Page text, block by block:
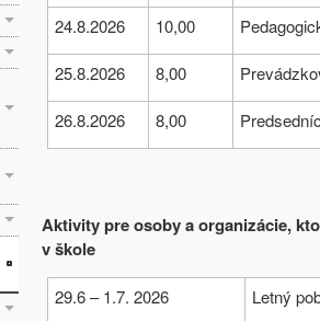
24.8.2026 10,00
25.8.2026 8,00
26.8.2026 8,00
Aktivity pre osoby a organizácie,
v škole
29.6 – 1.7. 2026 Letný